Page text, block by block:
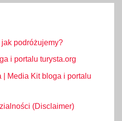
podróżujemy?
i portalu turysta.org
| Media Kit bloga i portalu
(Disclaimer)